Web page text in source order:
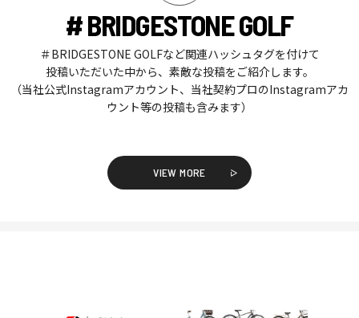
# BRIDGESTONE GOLF
＃BRIDGESTONE GOLFなど関連ハッシュタグを付けて
投稿いただいた中から、素敵な投稿をご紹介します。
（当社公式Instagramアカウント、当社契約プロのInstagramアカ
ウント等の投稿も含みます）
VIEW MORE